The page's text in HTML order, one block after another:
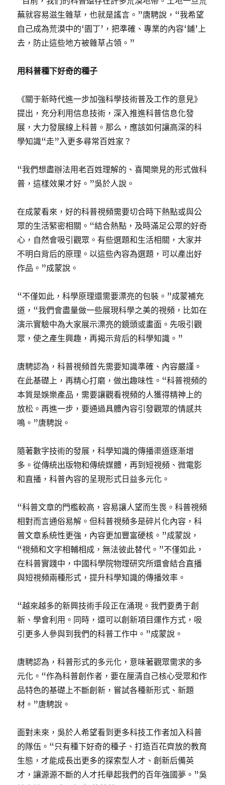
蕪就容易滋生雜草，也就是謠言。”唐騁說，“我希望
自己成為荒漠中的‘園丁’，把準確、專業的內容‘鋪’上
去，防止這些地方被雜草占領。”
用科普種下好奇的種子
《關于新時代進一步加強科學技術普及工作的意見》
提出，充分利用信息技術，深入推進科普信息化發
展，大力發展線上科普。那么，應該如何讓高深的科
學知識“走”入更多尋常百姓家？
“我們想盡辦法用老百姓理解的、喜聞樂見的形式做科
普，這樣效果才好。”吳於人說。
在成蒙看來，好的科普視頻需要切合時下熱點或與公
眾的生活緊密相關。“結合熱點，及時滿足公眾的好奇
心，自然會吸引觀眾。有些選題和生活相關，大家并
不明白背后的原理。以這些內容為選題，可以產出好
作品。”成蒙說。
“不僅如此，科學原理還需要漂亮的包裝。”成蒙補充
道，“我們會盡量做一些展現科學之美的視頻，比如在
演示實驗中為大家展示漂亮的鏡頭或畫面。先吸引觀
眾，使之產生興趣，再揭示背后的科學知識。”
唐騁認為，科普視頻首先需要知識準確、內容嚴謹。
在此基礎上，再精心打磨，做出趣味性。“科普視頻的
本質是娛樂產品，需要讓觀看視頻的人獲得精神上的
放松。再進一步，要通過具體內容引發觀眾的情感共
鳴。”唐騁說。
隨著數字技術的發展，科學知識的傳播渠道逐漸增
多。從傳統出版物和傳統媒體，再到短視頻、微電影
和直播，科普內容的呈現形式日益多元化。
“科普文章的門檻較高，容易讓人望而生畏。科普視頻
相對而言通俗易解。但科普視頻多是碎片化內容，科
普文章系統性更強，內容更加豐富硬核。”成蒙說，
“視頻和文字相輔相成，無法彼此替代。”不僅如此，
在科普實踐中，中國科學院物理研究所還會結合直播
與短視頻兩種形式，提升科學知識的傳播效率。
“越來越多的新興技術手段正在涌現。我們要勇于創
新、學會利用。同時，還可以創新項目運作方式，吸
引更多人參與到我們的科普工作中。”成蒙說。
唐騁認為，科普形式的多元化，意味著觀眾需求的多
元化。“作為科普創作者，要在厘清自己核心受眾和作
品特色的基礎上不斷創新，嘗試各種新形式、新題
材。”唐騁說。
面對未來，吳於人希望看到更多科技工作者加入科普
的隊伍。“只有種下好奇的種子、打造百花齊放的教育
生態，才能成長出更多的探索型人才、創新后備英
才，讓源源不斷的人才托舉起我們的百年強國夢。”吳